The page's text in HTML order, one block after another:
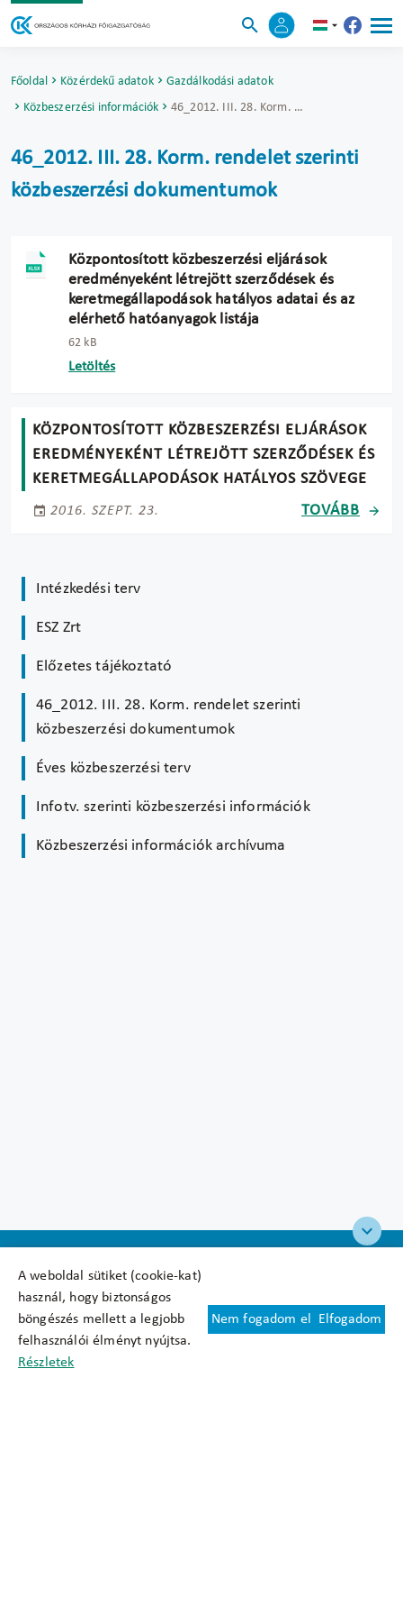
A weboldal sütiket (cookie-kat)
használ, hogy biztonságos
böngészés mellett a legjobb
felhasználói élményt nyújtsa.
Részletek
Nem fogadom el Elfogadom
Főoldal Közérdekű adatok
Gazdálkodási adatok
Közbeszerzési információk
46_2012. III. 28. Korm. rendelet szerinti közbeszerzési dokumentumok
46_2012. III. 28. Korm. rendelet szerinti
közbeszerzési dokumentumok
Központosított közbeszerzési eljárások
eredményeként létrejött szerződések és
keretmegállapodások hatályos adatai és az
elérhető hatóanyagok listája
62 kB
Letöltés
KÖZPONTOSÍTOTT KÖZBESZERZÉSI ELJÁRÁSOK
EREDMÉNYEKÉNT LÉTREJÖTT SZERZŐDÉSEK ÉS
KERETMEGÁLLAPODÁSOK HATÁLYOS SZÖVEGE
2016. SZEPT. 23. TOVÁBB
Intézkedési terv
ESZ Zrt
Előzetes tájékoztató
46_2012. III. 28. Korm. rendelet szerinti
közbeszerzési dokumentumok
Éves közbeszerzési terv
Infotv. szerinti közbeszerzési információk
Közbeszerzési információk archívuma
Felhasználási feltételek